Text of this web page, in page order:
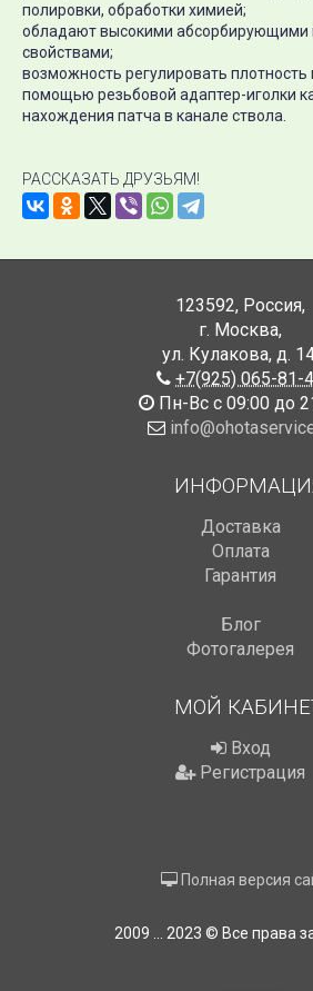
полировки, обработки химией;
обладают высокими абсорбирующими
свойствами;
возможность регулировать плотность
помощью резьбовой адаптер-иголки
нахождения патча в канале ствола.
РАССКАЗАТЬ ДРУЗЬЯМ!
123592, Россия,
г. Москва,
ул. Кулакова, д.
+7(925) 065-81-
Пн-Вс с 09:00 до
Доставка
Оплата
Гарантия
Блог
Фотогалерея
МОЙ
Вход
Регистрация
Полная версия
2009 ... 2023 © Все права